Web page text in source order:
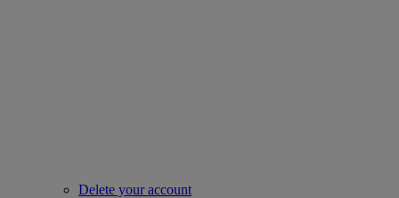
Delete your account